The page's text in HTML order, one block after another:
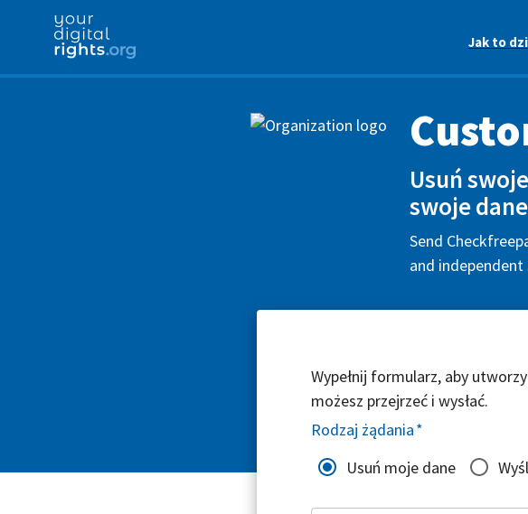
Jak to
Usuń
swoje
Send
and independent
Wypełnij formularz, aby
możesz przejrzeć i wysłać.
Rodzaj żądania*
Usuń moje dane